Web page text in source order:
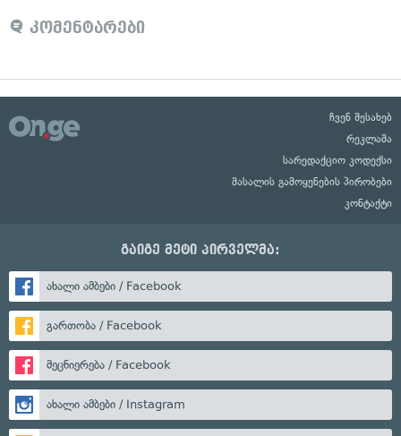
კომენტარები
ჩვენ შესახებ
რეკლამა
სარედაქციო კოდექსი
მასალის გამოყენების პირობები
კონტაქტი
გაიგე მეტი პირველმა:
ახალი ამბები / Facebook
გართობა / Facebook
მეცნიერება / Facebook
ახალი ამბები / Instagram